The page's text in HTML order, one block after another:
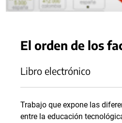
El orden de los
Libro electrónico
Trabajo que expone las
entre la educación